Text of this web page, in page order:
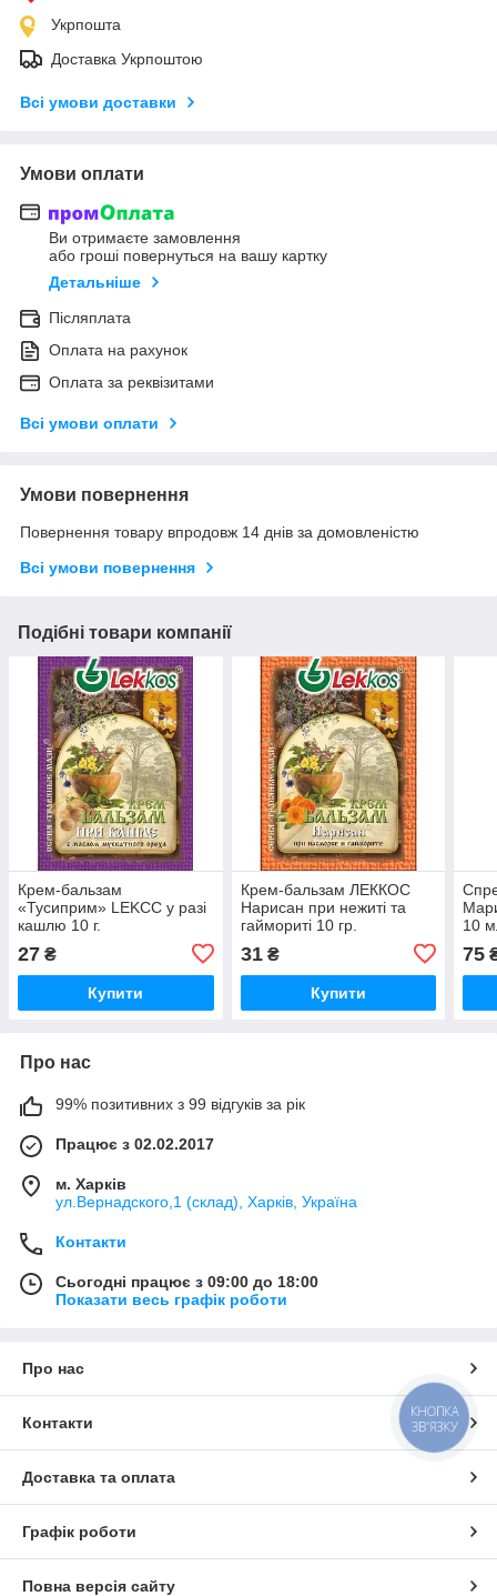
Укрпошта
Доставка Укрпоштою
Всі умови доставки
Умови оплати
Ви отримаєте замовлення
або гроші повернуться на вашу картку
Детальніше
Післяплата
Оплата на рахунок
Оплата за реквізитами
Всі умови оплати
Умови повернення
Повернення товару впродовж 14 днів за домовленістю
Всі умови повернення
Подібні товари компанії
Крем-бальзам
«Тусиприм» LEKCC у разі
кашлю 10 г.
27 ₴
Купити
Крем-бальзам ЛЕККОС
Нарисан при нежиті та
гаймориті 10 гр.
31₴
Купити
10
75
Про нас
99% позитивних з 99 відгуків за рік
Працює з 02.02.2017
м. Харків
ул.Вернадского,1 (склад), Харків, Україна
Контакти
Сьогодні працює з 09:00 до 18:00
Показати весь графік роботи
Про нас
Контакти
Доставка та оплата
Графік роботи
Повна версія сайту
КНОПКА
ЗВ'ЯЗКУ